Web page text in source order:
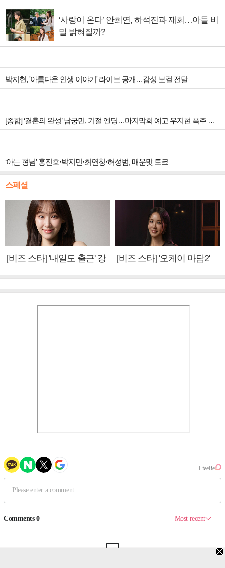
‘사랑이 온다’ 안희연, 하석진과 재회…아들 비
밀 밝혀질까?
박지현, '아름다운 인생 이야기' 라이브 공개…감성 보컬 전달
[종합] ‘결혼의 완성’ 남궁민, 기절 엔딩…마지막회 예고 우지현 폭주 결말은?
‘아는 형님’ 홍진호·박지민·최연청·허성범, 매운맛 토크
스페셜
[비즈 스타] '내일도 출근' 강
[비즈 스타] '오케이 마담2'